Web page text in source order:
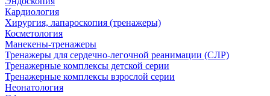
Кардиология
Хирургия, лапароскопия (тренажеры)
Косметология
Манекены-тренажеры
Тренажеры для сердечно-легочной реанимации (СЛР)
Тренажерные комплексы детской серии
Тренажерные комплексы взрослой серии
Неонатология